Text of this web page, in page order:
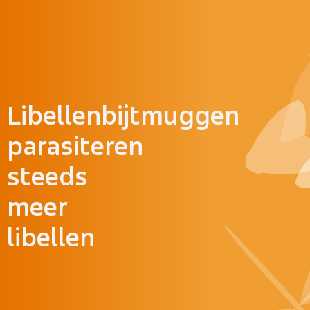
Libellenbijtmuggen
parasiteren
steeds
meer
libellen